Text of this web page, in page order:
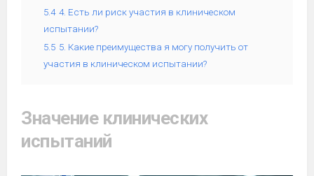
5.4 4. Есть ли риск участия в клиническом
испытании?
5.5 5. Какие преимущества я могу получить от
участия в клиническом испытании?
Значение клинических
испытаний